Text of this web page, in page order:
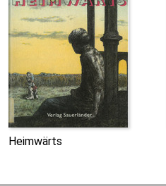
Heimwärts